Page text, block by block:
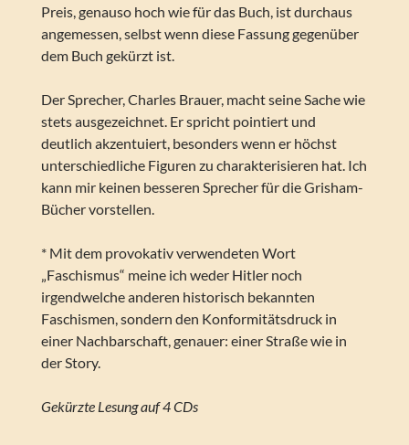
Preis, genauso hoch wie für das Buch, ist durchaus
angemessen, selbst wenn diese Fassung gegenüber
dem Buch gekürzt ist.
Der Sprecher, Charles Brauer, macht seine Sache wie
stets ausgezeichnet. Er spricht pointiert und
deutlich akzentuiert, besonders wenn er höchst
unterschiedliche Figuren zu charakterisieren hat. Ich
kann mir keinen besseren Sprecher für die Grisham-
Bücher vorstellen.
* Mit dem provokativ verwendeten Wort
„Faschismus“ meine ich weder Hitler noch
irgendwelche anderen historisch bekannten
Faschismen, sondern den Konformitätsdruck in
einer Nachbarschaft, genauer: einer Straße wie in
der Story.
Gekürzte Lesung auf 4 CDs